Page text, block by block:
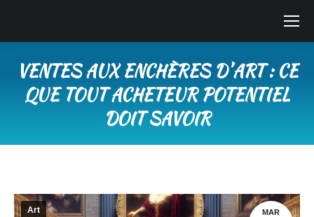
VENTES AUX ENCHÈRES DʼART : CE
QUE TOUT ACHETEUR POTENTIEL
DOIT SAVOIR
MAR
Art